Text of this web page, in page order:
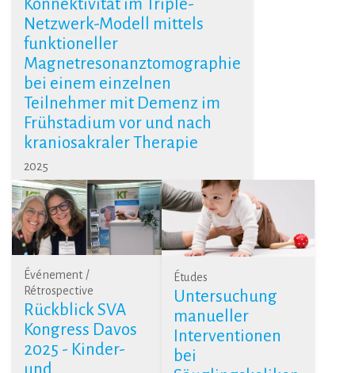
Konnektivität im Triple-
Netzwerk-Modell mittels
funktioneller
Magnetresonanztomographie
bei einem einzelnen
Teilnehmer mit Demenz im
Frühstadium vor und nach
kraniosakraler Therapie
2025
Événement /
Rétrospective
Rückblick SVA
Kongress Davos
2025 - Kinder-
und
Études
Untersuchung
manueller
Interventionen
bei